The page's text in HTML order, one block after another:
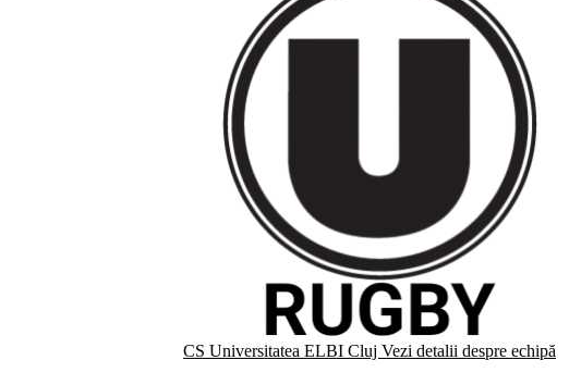
CS Universitatea ELBI Cluj Vezi detalii despre echipă